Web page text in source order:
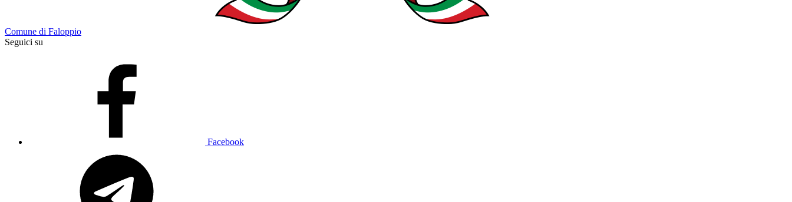
Comune di Faloppio
Seguici su
Facebook